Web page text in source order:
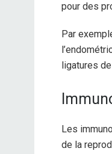
pour des
Par
ligatures
Les
de la